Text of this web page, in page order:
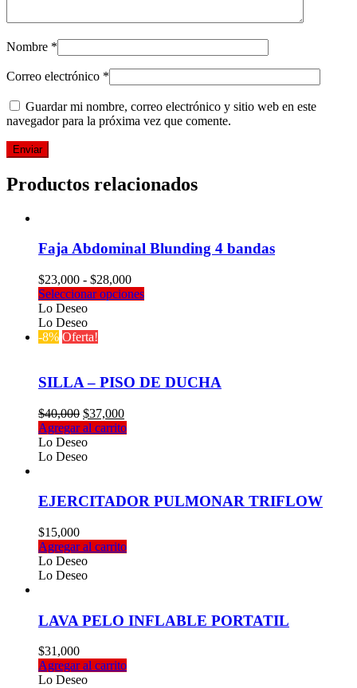
Nombre *
Correo electrónico *
Guardar mi nombre, correo electrónico y sitio web en este
navegador para la próxima vez que comente.
Productos relacionados
Faja Abdominal Blunding 4 bandas
$23,000 - $28,000Rango
de
Seleccionar opcionesEste
opciones
se
producto
Lo Deseo
Lo Deseo
-8% Oferta!
SILLA – PISO DE DUCHA
$40,000 El
precio
original
era:
$37,000El
precio
Agregar al carrito
Lo Deseo
Lo Deseo
EJERCITADOR PULMONAR TRIFLOW
$15,000
Agregar al carrito
Lo Deseo
Lo Deseo
LAVA PELO INFLABLE PORTATIL
$31,000
Agregar al carrito
Lo Deseo